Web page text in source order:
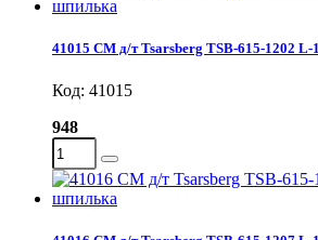
41015 СМ д/т Tsarsberg TSB-615-1202 L-
Код: 41015
948